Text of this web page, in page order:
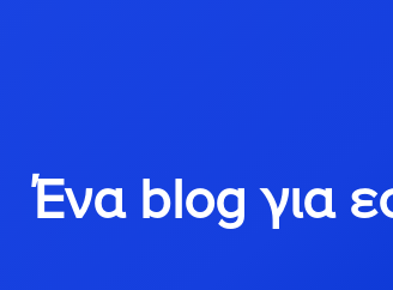
Ένα blog για